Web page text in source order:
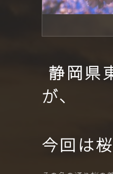
静岡県
が、
今回は